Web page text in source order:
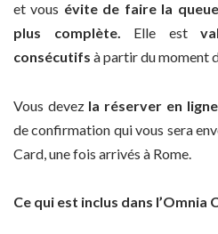
et vous évite de faire la
plus complète. Elle est
consécutifs à partir du moment
Vous devez la réserver en ligne
de confirmation qui vous sera
Card, une fois arrivés à Rome.
Ce qui est inclus dans l’Omnia